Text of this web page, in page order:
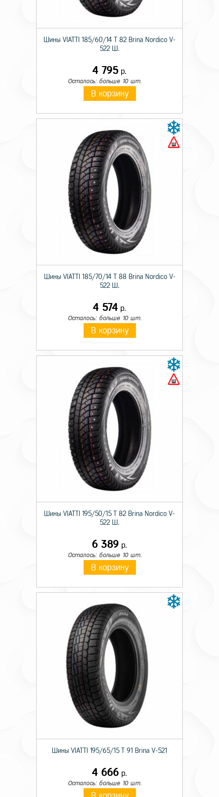
Шины VIATTI 185/60/14 T 82 Brina Nordico V-
522 Ш.
4 795 р.
Осталось: больше 10 шт.
В корзину
Шины VIATTI 185/70/14 T 88 Brina Nordico V-
522 Ш.
4 574 р.
Осталось: больше 10 шт.
В корзину
Шины VIATTI 195/50/15 T 82 Brina Nordico V-
522 Ш.
6 389 р.
Осталось: больше 10 шт.
В корзину
Шины VIATTI 195/65/15 T 91 Brina V-521
4 666 р.
Осталось: больше 10 шт.